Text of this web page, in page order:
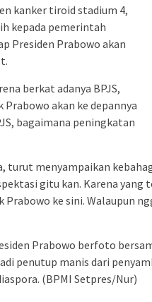
kanker tiroid stadium 4,
kepada pemerintah
Presiden Prabowo akan
berkat adanya BPJS,
Prabowo akan ke depannya
bagaimana peningkatan
turut menyampaikan
gitu kan. Karena
ke sini. Walaupun
Prabowo berfoto
penutup manis dari
(BPMI Setpres/Nur)